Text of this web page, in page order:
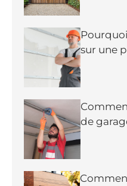
sur une
de